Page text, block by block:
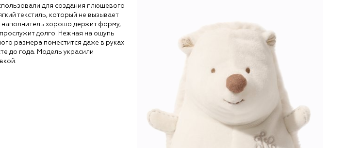
для создания плюшевого
текстиль, который не вызывает
наполнитель хорошо держит форму,
долго. Нежная на ощупь
размера поместится даже в руках
до года. Модель украсили